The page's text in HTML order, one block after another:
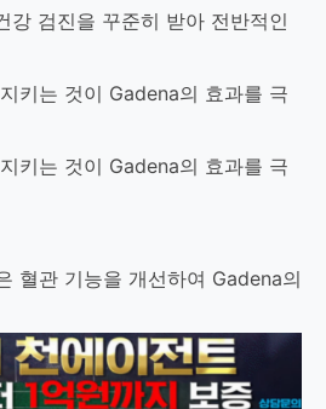
강 검진을 꾸준히 받아 전반적인
키는 것이 Gadena의 효과를 극
키는 것이 Gadena의 효과를 극
혈관 기능을 개선하여 Gadena의